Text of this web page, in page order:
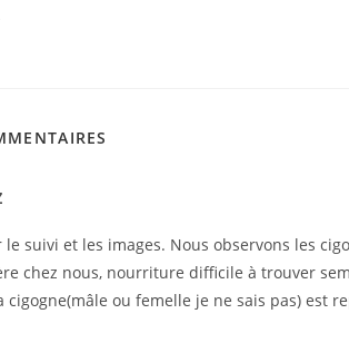
suivi et les images. Nous observons les
chez nous, nourriture difficile à trouver
cigogne(mâle ou femelle je ne sais pas) est